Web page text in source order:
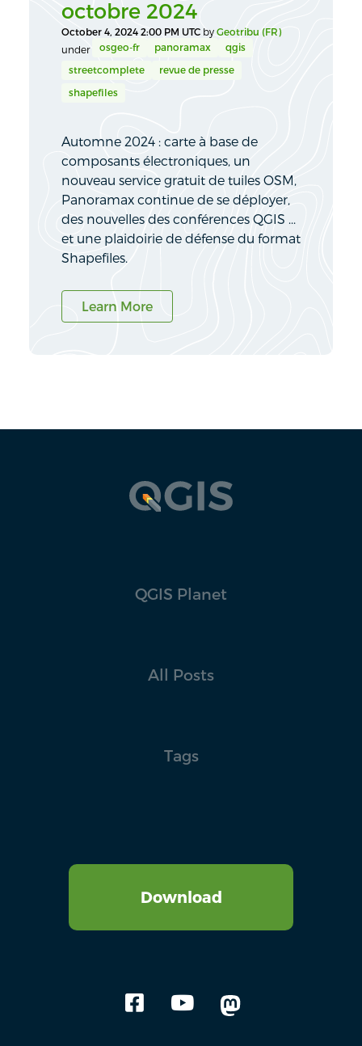
octobre 2024
October 4, 2024 2:00 PM UTC by Geotribu (FR)
under
osgeo-fr panoramax qgis
streetcomplete revue de presse
shapefiles
Automne 2024 : carte à base de
composants électroniques, un
nouveau service gratuit de tuiles OSM,
Panoramax continue de se déployer,
des nouvelles des conférences QGIS ...
et une plaidoirie de défense du format
Shapefiles.
Learn More
QGIS Planet
All Posts
Tags
Download